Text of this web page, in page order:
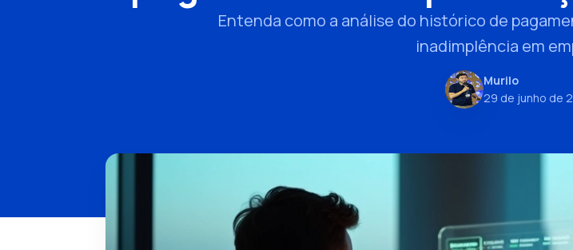
Entenda como a análise do histórico de
inadimplência em
Murilo
29 de junho de